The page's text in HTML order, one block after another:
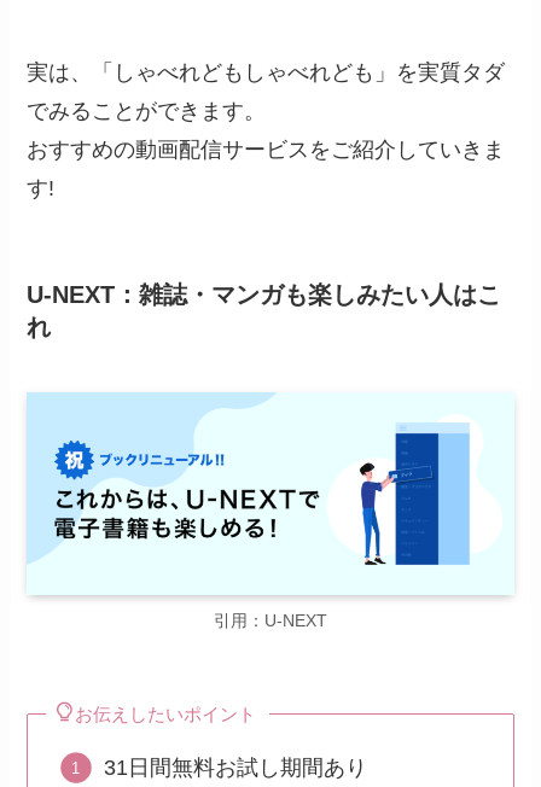
実は、「しゃべれどもしゃべれども」を実質タダ
でみることができます。
おすすめの動画配信サービスをご紹介していきま
す!
U-NEXT：雑誌・マンガも楽しみたい人はこ
れ
引用：U-NEXT
お伝えしたいポイント
31日間無料お試し期間あり